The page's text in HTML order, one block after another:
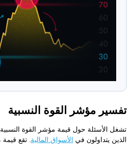
تفسير مؤشر القوة النسبية
تشغل الأسئلة حول قيمة مؤشر القوة
الذين يتداولون في الأسواق المالية. تقع قيمة